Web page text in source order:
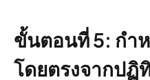
ขั้นตอนที่ 5: กำ
โดยตรงจากปฏิ